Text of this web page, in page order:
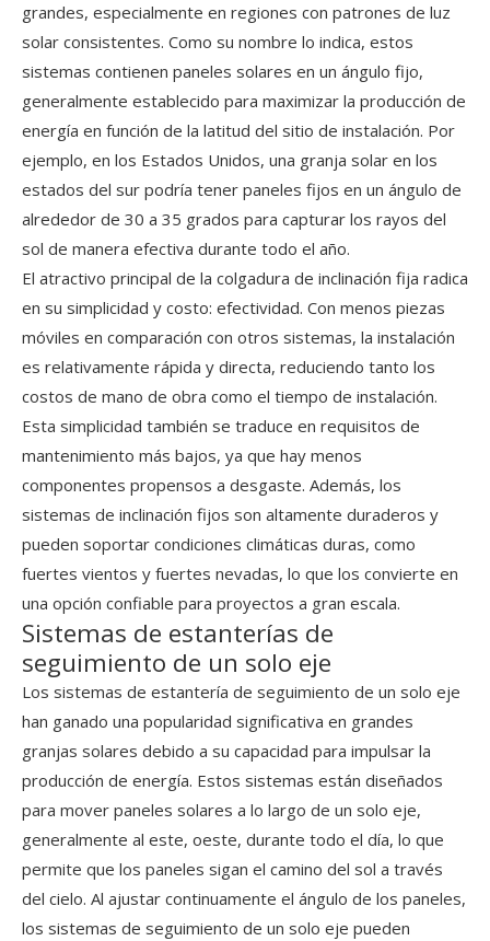
grandes, especialmente en regiones con patrones de luz
solar consistentes. Como su nombre lo indica, estos
sistemas contienen paneles solares en un ángulo fijo,
generalmente establecido para maximizar la producción de
energía en función de la latitud del sitio de instalación. Por
ejemplo, en los Estados Unidos, una granja solar en los
estados del sur podría tener paneles fijos en un ángulo de
alrededor de 30 a 35 grados para capturar los rayos del
sol de manera efectiva durante todo el año.
El atractivo principal de la colgadura de inclinación fija radica
en su simplicidad y costo: efectividad. Con menos piezas
móviles en comparación con otros sistemas, la instalación
es relativamente rápida y directa, reduciendo tanto los
costos de mano de obra como el tiempo de instalación.
Esta simplicidad también se traduce en requisitos de
mantenimiento más bajos, ya que hay menos
componentes propensos a desgaste. Además, los
sistemas de inclinación fijos son altamente duraderos y
pueden soportar condiciones climáticas duras, como
fuertes vientos y fuertes nevadas, lo que los convierte en
una opción confiable para proyectos a gran escala.
Sistemas de estanterías de
seguimiento de un solo eje
Los sistemas de estantería de seguimiento de un solo eje
han ganado una popularidad significativa en grandes
granjas solares debido a su capacidad para impulsar la
producción de energía. Estos sistemas están diseñados
para mover paneles solares a lo largo de un solo eje,
generalmente al este, oeste, durante todo el día, lo que
permite que los paneles sigan el camino del sol a través
del cielo. Al ajustar continuamente el ángulo de los paneles,
los sistemas de seguimiento de un solo eje pueden